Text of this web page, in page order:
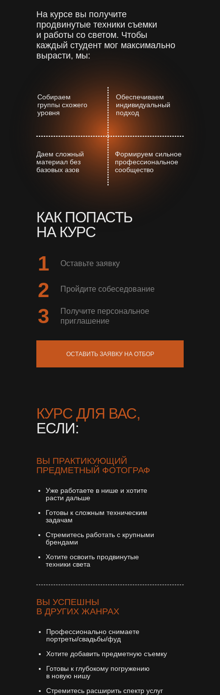
ОСТАВИТЬ ЗАЯВКУ НА ОТБОР
3
Получите персональное
приглашение
Формируем сильное
профессиональное
сообщество
Даем сложный
материал без
базовых азов
На курсе вы получите
продвинутые техники съемки
и работы со светом. Чтобы
каждый студент мог максимально
вырасти, мы:
КАК ПОПАСТЬ
НА КУРС
2 Пройдите собеседование
Собираем
группы схожего
уровня
1 Оставьте заявку
Обеспечиваем
индивидуальный
подход
КУРС ДЛЯ ВАС,
ЕСЛИ:
Уже работаете в нише и хотите
расти дальше
Готовы к сложным техническим
задачам
Стремитесь работать с крупными
брендами
Хотите освоить продвинутые
техники света
Профессионально снимаете
портреты/свадьбы/фуд
Хотите добавить предметную съемку
Готовы к глубокому погружению
в новую нишу
Стремитесь расширить спектр услуг
ВЫ ПРАКТИКУЮЩИЙ
ПРЕДМЕТНЫЙ ФОТОГРАФ
ВЫ УСПЕШНЫ
В ДРУГИХ ЖАНРАХ